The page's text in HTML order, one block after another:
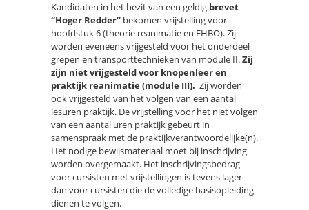
Kandidaten in het bezit van een geldig brevet
“Hoger Redder” bekomen vrijstelling voor
hoofdstuk 6 (theorie reanimatie en EHBO). Zij
worden eveneens vrijgesteld voor het onderdeel
grepen en transporttechnieken van module II.Zij
zijn niet vrijgesteld voor knopenleer en
praktijk reanimatie (module III). Zij worden
ook vrijgesteld van het volgen van een aantal
lesuren praktijk. De vrijstelling voor het niet volgen
van een aantal uren praktijk gebeurt in
samenspraak met de praktijkverantwoordelijke(n).
Het nodige bewijsmateriaal moet bij inschrijving
worden overgemaakt. Het inschrijvingsbedrag
voor cursisten met vrijstellingen is tevens lager
dan voor cursisten die de volledige basisopleiding
dienen te volgen.